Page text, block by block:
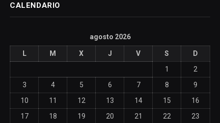
CALENDARIO
agosto 2026
L M X J V S
D
1
2
3
4 5 6 7 8
9
10
11 12 13 14 15
16
17
18 19 20 21 22 23